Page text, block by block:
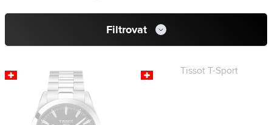
Filtrovat